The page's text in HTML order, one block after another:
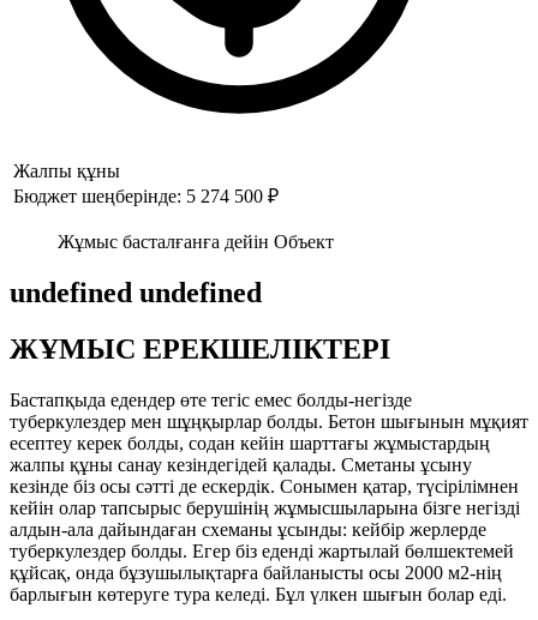
Жалпы құны
Бюджет шеңберінде: 5 274 500 ₽
Жұмыс басталғанға дейін Объект
undefined undefined
ЖҰМЫС ЕРЕКШЕЛІКТЕРІ
Бастапқыда едендер өте тегіс емес болды-негізде
туберкулездер мен шұңқырлар болды. Бетон шығынын мұқият
есептеу керек болды, содан кейін шарттағы жұмыстардың
жалпы құны санау кезіндегідей қалады. Сметаны ұсыну
кезінде біз осы сәтті де ескердік. Сонымен қатар, түсірілімнен
кейін олар тапсырыс берушінің жұмысшыларына бізге негізді
алдын-ала дайындаған схеманы ұсынды: кейбір жерлерде
туберкулездер болды. Егер біз еденді жартылай бөлшектемей
құйсақ, онда бұзушылықтарға байланысты осы 2000 м2-нің
барлығын көтеруге тура келеді. Бұл үлкен шығын болар еді.